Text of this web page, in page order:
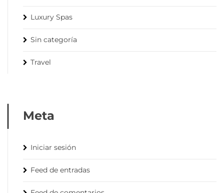
Luxury Spas
Sin categoría
Travel
Meta
Iniciar sesión
Feed de entradas